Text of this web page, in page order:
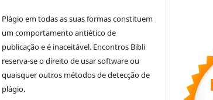
Plágio em todas as suas formas constituem
um comportamento antiético de
publicação e é inaceitável. Encontros Bibli
reserva-se o direito de usar software ou
quaisquer outros métodos de detecção de
plágio.